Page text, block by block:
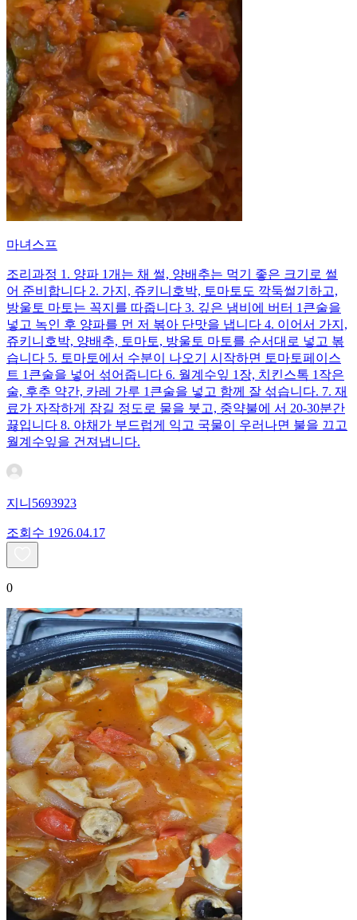
마녀스프
조리과정 1. 양파 1개는 채 썰, 양배추는 먹기 좋은 크기로 썰
어 준비합니다 2. 가지, 쥬키니호박, 토마토도 깍둑썰기하고,
방울토 마토는 꼭지를 따줍니다 3. 깊은 냄비에 버터 1큰술을
넣고 녹인 후 양파를 먼 저 볶아 단맛을 냅니다 4. 이어서 가지,
쥬키니호박, 양배추, 토마토, 방울토 마토를 순서대로 넣고 볶
습니다 5. 토마토에서 수분이 나오기 시작하면 토마토페이스
트 1큰술을 넣어 섞어줍니다 6. 월계수잎 1장, 치킨스톡 1작은
술, 후추 약간, 카레 가루 1큰술을 넣고 함께 잘 섞습니다. 7. 재
료가 자작하게 잠길 정도로 물을 붓고, 중약불에 서 20-30분간
끓입니다 8. 야채가 부드럽게 익고 국물이 우러나면 불을 끄고
월계수잎을 건져냅니다.
지니5693923
조회수 1926.04.17
0